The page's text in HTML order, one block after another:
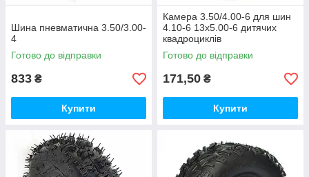
Шина пневматична 3.50/3.00-
4
Готово до відправки
833 ₴
Купити
Камера 3.50/4.00-6 для шин
4.10-6 13x5.00-6 дитячих
квадроциклів
Готово до відправки
171,50 ₴
Купити